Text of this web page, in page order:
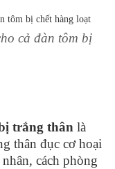
cả đàn tôm bị
trắng thân là
thân đục cơ hoại
cách phòng